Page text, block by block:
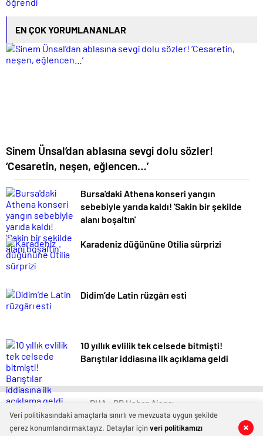
EN ÇOK YORUMLANANLAR
Sinem Ünsal’dan ablasına sevgi dolu sözler!
‘Cesaretin, neşen, eğlencen…’
Bursa'daki Athena konseri yangın
sebebiyle yarıda kaldı! 'Sakin bir şekilde
alanı boşaltın'
Karadeniz düğününe Otilia sürprizi
Didim’de Latin rüzgârı esti
10 yıllık evlilik tek celsede bitmişti!
Barıştılar iddiasına ilk açıklama geldi
PHA - PR Haber Ajansı
Veri politikasındaki amaçlarla sınırlı ve mevzuata uygun şekilde
çerez konumlandırmaktayız. Detaylar içinveri politikamızı